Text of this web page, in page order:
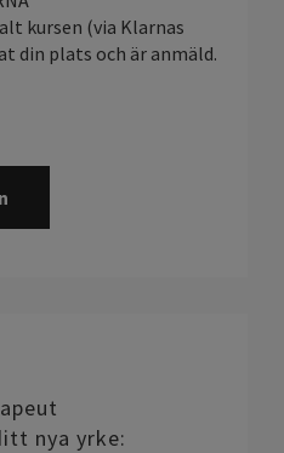
kursen (via Klarnas
din plats och är anmäld.
nya yrke: